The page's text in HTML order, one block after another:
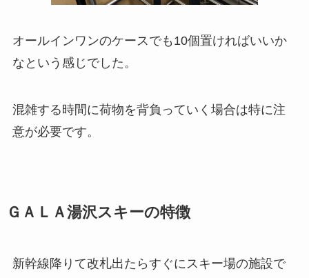
オールインワンのケースでも10個置ければいいか
なという感じでした。
混雑する時間に荷物を背負っていく場合は特に注
意が必要です。
ＧＡＬＡ湯沢スキーの特徴
新幹線降りて改札出たらすぐにスキー場の施設で